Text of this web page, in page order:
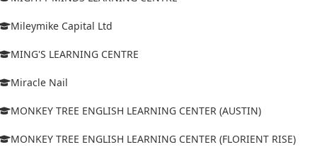
Mileymike Capital Ltd
MING'S LEARNING CENTRE
Miracle Nail
MONKEY TREE ENGLISH LEARNING CENTER (AUSTIN)
MONKEY TREE ENGLISH LEARNING CENTER (FLORIENT RISE)